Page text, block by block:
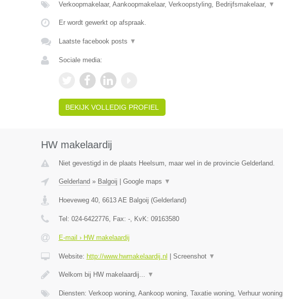
Verkoopmakelaar, Aankoopmakelaar, Verkoopstyling, Bedrijfsmakelaar, ▼
Er wordt gewerkt op afspraak.
Laatste facebook posts ▼
Sociale media:
BEKIJK VOLLEDIG PROFIEL
HW makelaardij
Niet gevestigd in de plaats Heelsum, maar wel in de provincie Gelderland.
Gelderland » Balgoij Google maps ▼
Hoeveweg 40, 6613 AE Balgoij (Gelderland)
Tel: 024-6422776, Fax: -, KvK: 09163580
E-mail › HW makelaardij
Website: http://www.hwmakelaardij.nl Screenshot ▼
Welkom bij HW makelaardij... ▼
Diensten: Verkoop woning, Aankoop woning, Taxatie woning, Verhuur woning